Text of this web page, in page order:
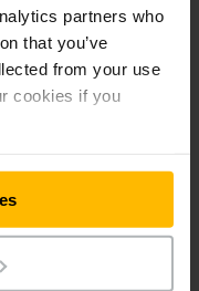
partners who
that you’ve
from your use
cookies if you